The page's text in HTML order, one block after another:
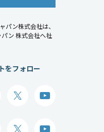
パン株式会社は、
パン 株式会社へ社
をフォロー